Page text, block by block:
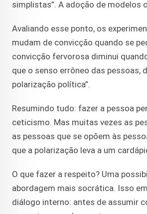
simplistas”. A adoção de modelos
Avaliando esse ponto, os
mudam de convicção quando se
convicção fervorosa diminui
que o senso errôneo das pessoas,
polarização política”.
Resumindo tudo: fazer a pessoa
ceticismo. Mas muitas vezes as
as pessoas que se opõem às
que a polarização leva a um
O que fazer a respeito? Uma
abordagem mais socrática. Isso
diálogo interno: antes de assumir